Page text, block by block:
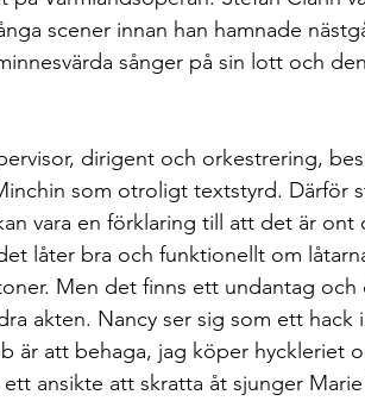
scener innan han hamnade
sånger på sin lott och
dirigent och orkestrering,
som otroligt textstyrd. Därför
vara en förklaring till att det är ont
låter bra och funktionellt om
Men det finns ett undantag och
akten. Nancy ser sig som ett
är att behaga, jag köper hyckleriet
ansikte att skratta åt sjunger